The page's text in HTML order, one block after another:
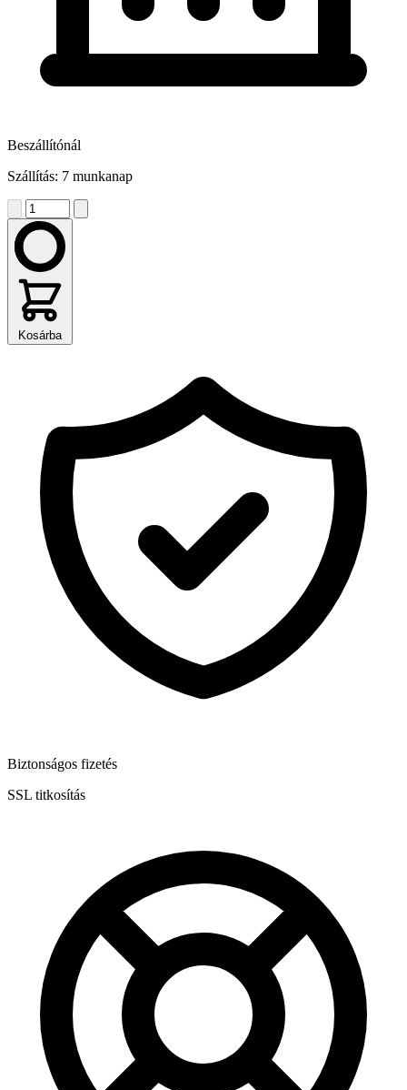
Beszállítónál
Szállítás: 7 munkanap
Kosárba
Biztonságos fizetés
SSL titkosítás